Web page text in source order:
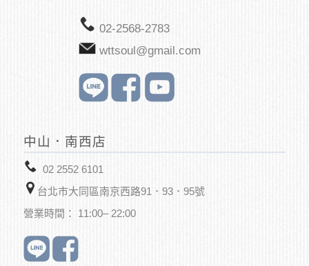
02-2568-2783
wttsoul@gmail.com
中山．南西店
02 2552 6101
台北市大同區南京西路91．93．95號
營業時間： 11:00– 22:00